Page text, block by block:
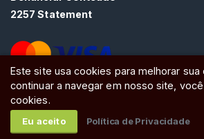
2257 Statement
ATW Ltd, Essex, SS0 7EU, United Kingdom
Este site usa cookies para melhorar sua
continuar a navegar em nosso site,
cookies.
Eu aceito Política de Privacidade
n
c
i
a
P
O